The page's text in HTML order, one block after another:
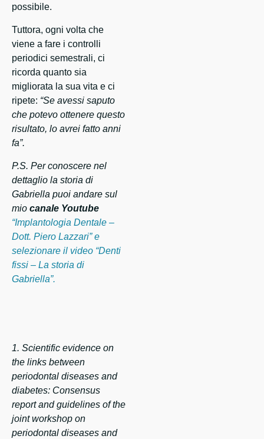
possibile.
Tuttora, ogni volta che
viene a fare i controlli
periodici semestrali, ci
ricorda quanto sia
migliorata la sua vita e ci
ripete: “Se avessi saputo
che potevo ottenere questo
risultato, lo avrei fatto anni
fa”.
P.S. Per conoscere nel
dettaglio la storia di
Gabriella puoi andare sul
mio canale Youtube
“Implantologia Dentale –
Dott. Piero Lazzari” e
selezionare il video “Denti
fissi – La storia di
Gabriella”.
1. Scientific evidence on
the links between
periodontal diseases and
diabetes: Consensus
report and guidelines of the
joint workshop on
periodontal diseases and